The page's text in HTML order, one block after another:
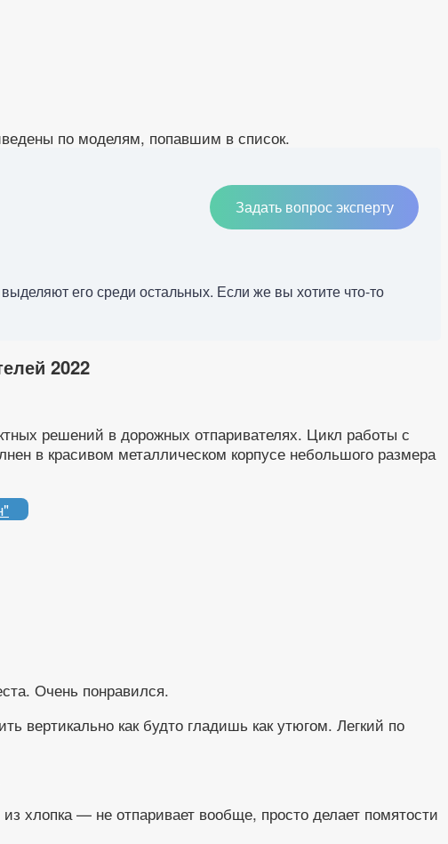
по моделям, попавшим в список.
Задать вопрос эксперту
его среди остальных. Если же вы хотите что-то
2022
решений в дорожных отпаривателях. Цикл работы с
в красивом металлическом корпусе небольшого размера
Очень понравился.
вертикально как будто гладишь как утюгом. Легкий по
хлопка — не отпаривает вообще, просто делает помятости